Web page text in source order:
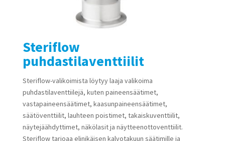
Steriflow
puhdastilaventtiilit
Steriflow-valikoimista löytyy laaja valikoima
puhdastilaventtiilejä, kuten paineensäätimet,
vastapaineensäätimet, kaasunpaineensäätimet,
säätöventtiilit, lauhteen poistimet, takaiskuventtiilit,
näytejäähdyttimet, näkölasit ja näytteenottoventtiilit.
Steriflow tarjoaa elinikäisen kalvotakuun säätimille ja